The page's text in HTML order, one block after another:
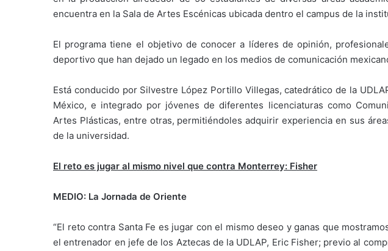
encuentra en la Sala de Artes Escénicas ubicada dentro el campus de la
El programa tiene el objetivo de conocer a líderes de opinión,
deportivo que han dejado un legado en los medios de comunicación
Está conducido por Silvestre López Portillo Villegas, catedrático de la
México, e integrado por jóvenes de diferentes licenciaturas como
Artes Plásticas, entre otras, permitiéndoles adquirir experiencia en sus
de la universidad.
El reto es jugar al mismo nivel que contra Monterrey: Fisher
MEDIO: La Jornada de Oriente
“El reto contra Santa Fe es jugar con el mismo deseo y ganas que
el entrenador en jefe de los Aztecas de la UDLAP, Eric Fisher; previo al